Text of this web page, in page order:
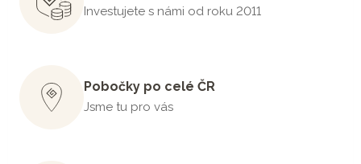
Investujete s námi od roku 2011
Pobočky po celé ČR
Jsme tu pro vás